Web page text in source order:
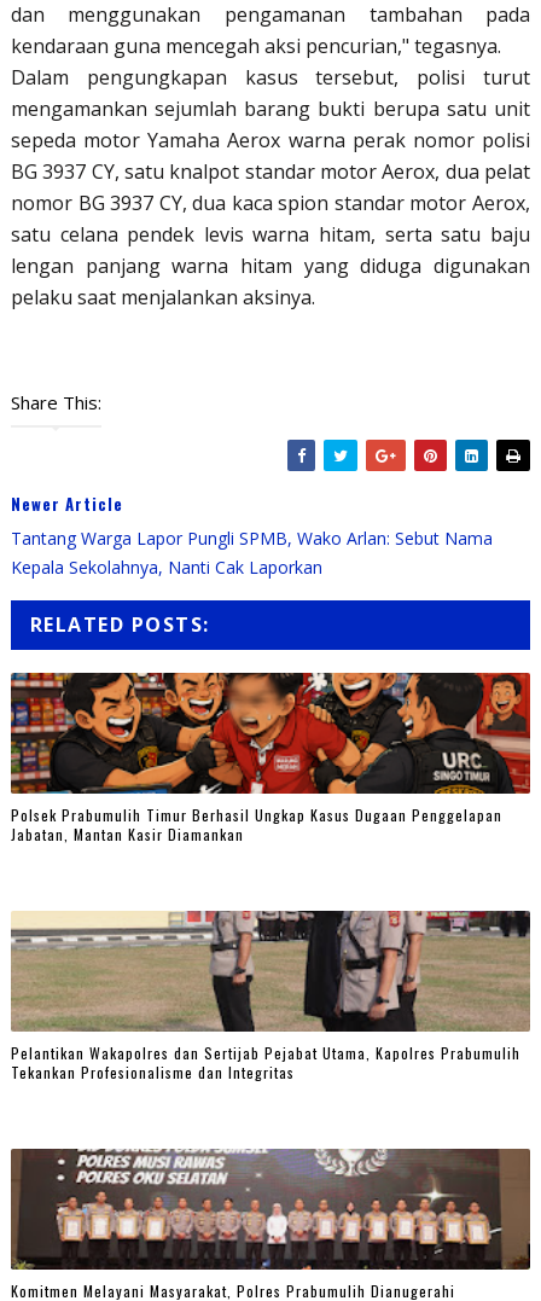
dan menggunakan pengamanan tambahan pada
kendaraan guna mencegah aksi pencurian," tegasnya.
Dalam pengungkapan kasus tersebut, polisi turut
mengamankan sejumlah barang bukti berupa satu unit
sepeda motor Yamaha Aerox warna perak nomor polisi
BG 3937 CY, satu knalpot standar motor Aerox, dua pelat
nomor BG 3937 CY, dua kaca spion standar motor Aerox,
satu celana pendek levis warna hitam, serta satu baju
lengan panjang warna hitam yang diduga digunakan
pelaku saat menjalankan aksinya.
Share This:
Newer Article
Tantang Warga Lapor Pungli SPMB, Wako Arlan: Sebut Nama
Kepala Sekolahnya, Nanti Cak Laporkan
RELATED POSTS:
Polsek Prabumulih Timur Berhasil Ungkap Kasus Dugaan Penggelapan
Jabatan, Mantan Kasir Diamankan
Pelantikan Wakapolres dan Sertijab Pejabat Utama, Kapolres Prabumulih
Tekankan Profesionalisme dan Integritas
Komitmen Melayani Masyarakat, Polres Prabumulih Dianugerahi